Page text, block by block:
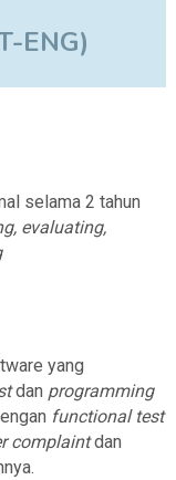
ENG)
selama 2 tahun
evaluating,
yang
dan programming
functional test
complaintdan